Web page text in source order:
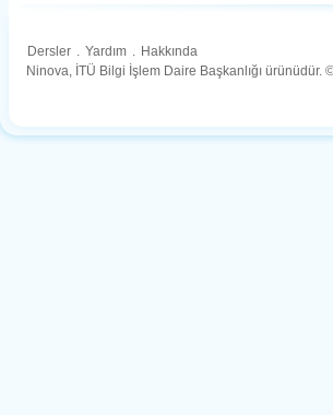
Dersler . Yardım . Hakkında
Ninova, İTÜ Bilgi İşlem Daire Başkanlığı ürünüdür.